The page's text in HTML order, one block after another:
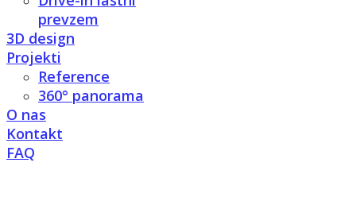
prevzem
3D design
Projekti
Reference
360° panorama
O nas
Kontakt
FAQ